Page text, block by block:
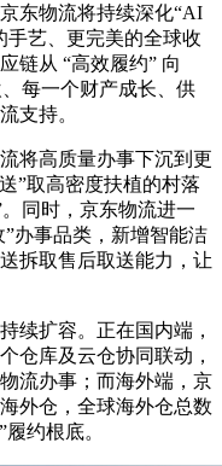
东物流将持续深化“AI
手艺、更完美的全球收
链从 “高效履约” 向
每一个财产成长、供
支持。
高质量办事下沉到更
”取高密度扶植的村落
同时，京东物流进一
办事品类，新增智能洁
拆取售后取送能力，让
扩容。正在国内端，
仓库及云仓协同联动，
流办事；而海外端，京
外仓，全球海外仓总数
约根底。